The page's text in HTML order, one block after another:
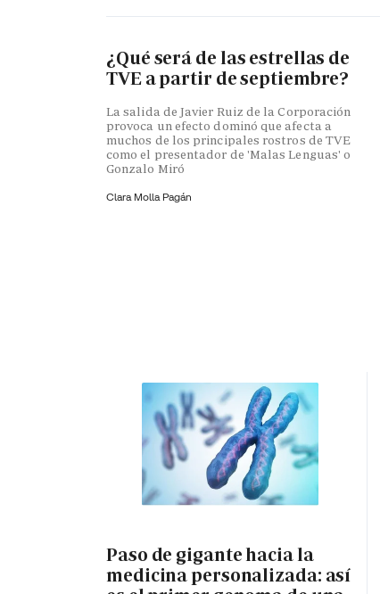
¿Qué será de las estrellas de
TVE a partir de septiembre?
La salida de Javier Ruiz de la Corporación
provoca un efecto dominó que afecta a
muchos de los principales rostros de TVE
como el presentador de 'Malas Lenguas' o
Gonzalo Miró
Clara Molla Pagán
Paso de gigante hacia la
medicina personalizada: así